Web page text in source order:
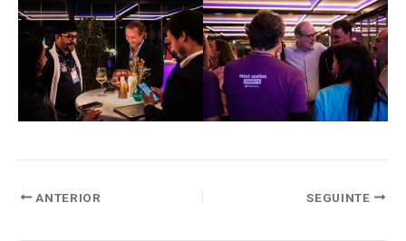
ANTERIOR SEGUINTE